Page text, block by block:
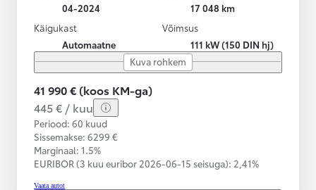
04-2024
17 048 km
Käigukast
Automaatne
Võimsus
111 kW (150 DIN hj)
Kuva rohkem
41 990 € (koos KM-ga)
445 € / kuu
Periood: 60 kuud
Sissemakse: 6299 €
Marginaal: 1.5%
EURIBOR (3 kuu euribor 2026-06-15 seisuga): 2,41%
Vaata autot